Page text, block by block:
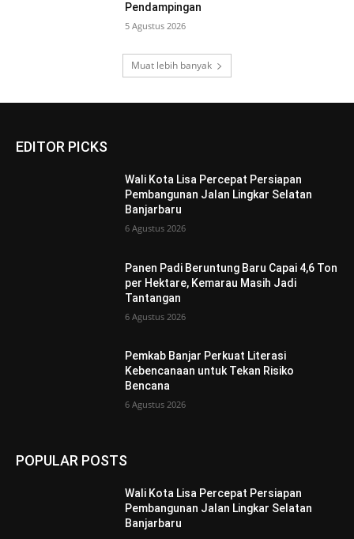
Pendampingan
5 Agustus 2026
Muat lebih banyak
EDITOR PICKS
Wali Kota Lisa Percepat Persiapan
Pembangunan Jalan Lingkar Selatan
Banjarbaru
6 Agustus 2026
Panen Padi Beruntung Baru Capai 4,6 Ton
per Hektare, Kemarau Masih Jadi
Tantangan
6 Agustus 2026
Pemkab Banjar Perkuat Literasi
Kebencanaan untuk Tekan Risiko
Bencana
6 Agustus 2026
POPULAR POSTS
Wali Kota Lisa Percepat Persiapan
Pembangunan Jalan Lingkar Selatan
Banjarbaru